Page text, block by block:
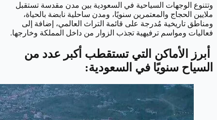
وتتنوع الوجهات السياحية في السعودية بين مدن مقدسة تستقبل
ملايين الحجاج والمعتمرين سنويًا، ومدن ساحلية نابضة بالحياة،
ومناطق تاريخية مُدرجة على قائمة التراث العالمي، إضافة إلى
فعاليات ومواسم ترفيهية تجذب الزوار من داخل المملكة وخارجها.
أبرز الأماكن التي تستقطب أكبر عدد من
السياح سنويًا في السعودية: